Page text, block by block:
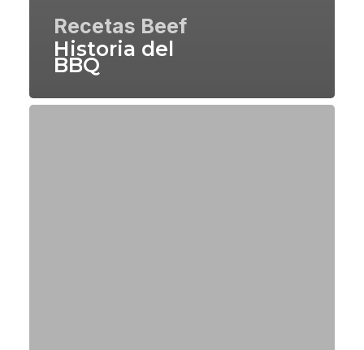
Recetas Beef
Historia del
BBQ